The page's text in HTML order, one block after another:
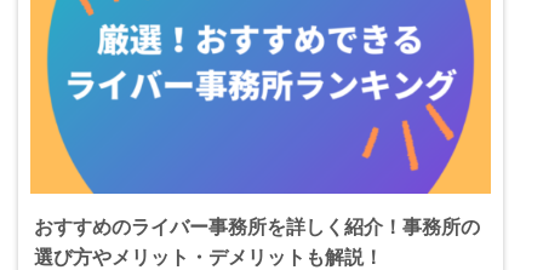
おすすめのライバー事務所を詳しく紹介！事務所の
選び方やメリット・デメリットも解説！